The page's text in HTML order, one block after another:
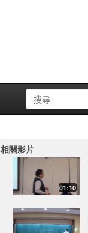
相關影片
01:10